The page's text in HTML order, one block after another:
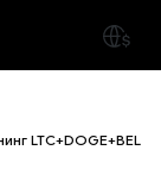
LTC+DOGE+BEL